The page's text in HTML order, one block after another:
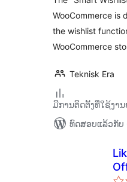
WooCommerce is
the wishlist
WooCommerce
Teknisk Era
ມີການຕິດຕັ້ງທີ່ໃຊ້ງາ
ທົດສອບແລ້ວກັບ